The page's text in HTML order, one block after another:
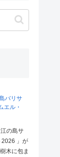
バリサ
エル・
の島サ
2026 」が
木に包ま